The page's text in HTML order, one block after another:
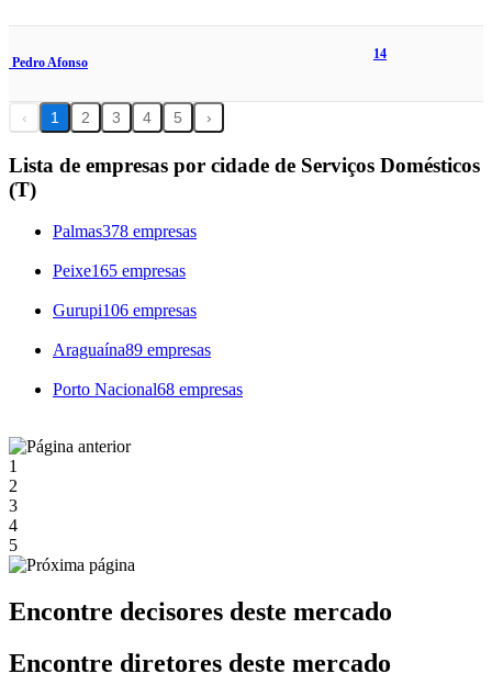
Pedro Afonso
14
‹ 1 2 3 4 5 ›
Lista de empresas por cidade de Serviços Domésticos
(T)
Palmas378 empresas
Peixe165 empresas
Gurupi106 empresas
Araguaína89 empresas
Porto Nacional68 empresas
1
2
3
4
5
Encontre decisores deste mercado
Encontre diretores deste mercado